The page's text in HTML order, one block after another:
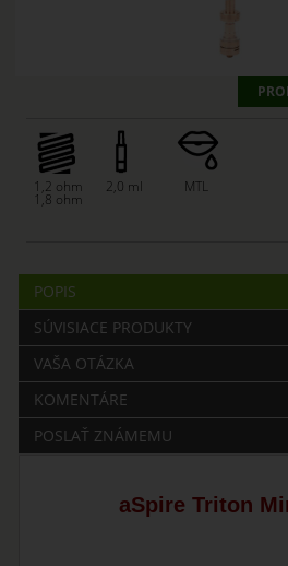
1,2 ohm
1,8 ohm
2,0 ml MTL
POPIS
SÚVISIACE PRODUKTY
VAŠA OTÁZKA
KOMENTÁRE
POSLAŤ ZNÁMEMU
aSpire Triton